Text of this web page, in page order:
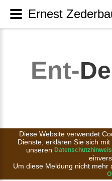
Ent-
Diese Website verwendet
Dienste, erklären Sie sich
unseren
Um diese Meldung nicht mehr
Ernest